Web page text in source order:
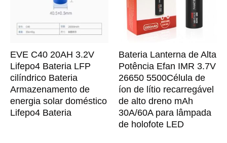
EVE C40 20AH 3.2V
Lifepo4 Bateria LFP
cilíndrico Bateria
Armazenamento de
energia solar doméstico
Lifepo4 Bateria
Bateria Lanterna de Alta
Potência Efan IMR 3.7V
26650 5500Célula de
íon de lítio recarregável
de alto dreno mAh
30A/60A para lâmpada
de holofote LED